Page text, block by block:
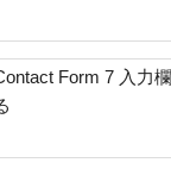
Form 7 入力